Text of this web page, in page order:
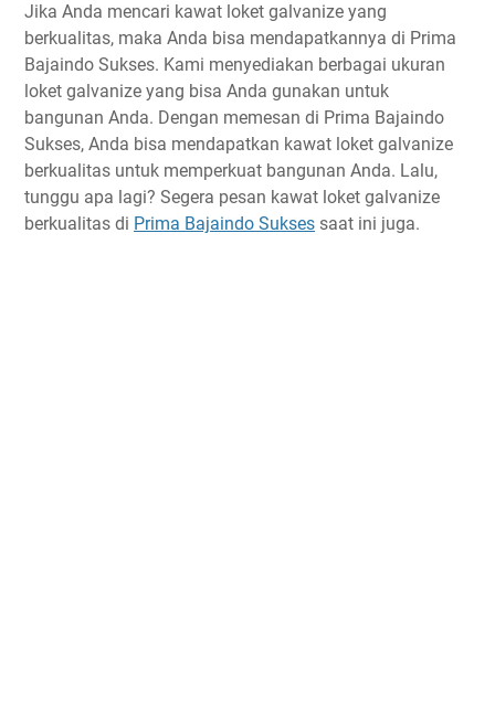
Jika Anda mencari kawat loket galvanize yang
berkualitas, maka Anda bisa mendapatkannya di Prima
Bajaindo Sukses. Kami menyediakan berbagai ukuran
loket galvanize yang bisa Anda gunakan untuk
bangunan Anda. Dengan memesan di Prima Bajaindo
Sukses, Anda bisa mendapatkan kawat loket galvanize
berkualitas untuk memperkuat bangunan Anda. Lalu,
tunggu apa lagi? Segera pesan kawat loket galvanize
berkualitas di Prima Bajaindo Sukses saat ini juga.